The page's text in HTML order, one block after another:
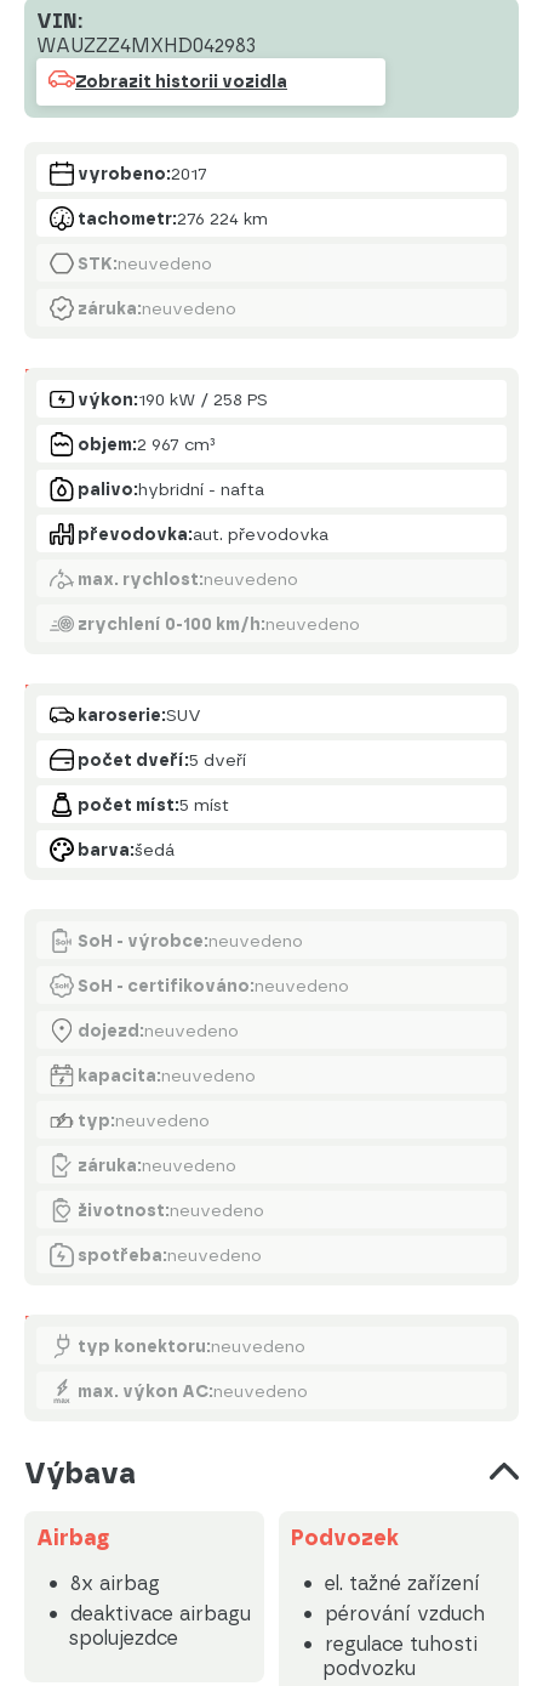
VIN:
WAUZZZ4MXHD042983
Zobrazit historii vozidla
vyrobeno:2017
tachometr:276 224 km
STK:neuvedeno
záruka:neuvedeno
Motor
výkon:190 kW / 258 PS
objem:2 967 cm³
palivo:hybridní - nafta
převodovka:aut. převodovka
max. rychlost:neuvedeno
zrychlení 0-100 km/h:neuvedeno
Karoserie
karoserie:SUV
počet dveří:5 dveří
počet míst:5 míst
barva:šedá
SoH - výrobce:neuvedeno
SoH - certifikováno:neuvedeno
dojezd:neuvedeno
kapacita:neuvedeno
typ:neuvedeno
záruka:neuvedeno
životnost:neuvedeno
spotřeba:neuvedeno
Nabíjení
typ konektoru:neuvedeno
max. výkon AC:neuvedeno
Výbava
Airbag
8x airbag
deaktivace airbagu
spolujezdce
Podvozek
el. tažné zařízení
pérování vzduch
regulace tuhosti
podvozku